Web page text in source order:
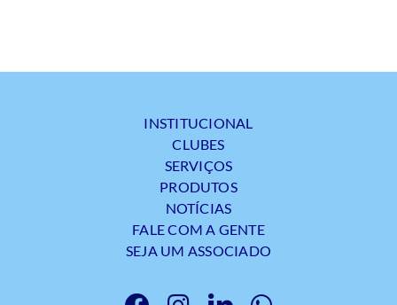
INSTITUCIONAL
CLUBES
SERVIÇOS
PRODUTOS
NOTÍCIAS
FALE COM A GENTE
SEJA UM ASSOCIADO